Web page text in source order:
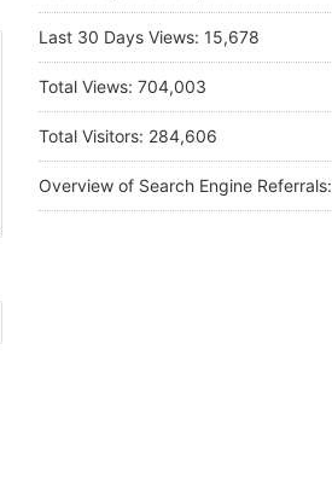
Last 30 Days Views: 15,678
Total Views: 704,003
Total Visitors: 284,606
Overview of Search Engine Referrals: